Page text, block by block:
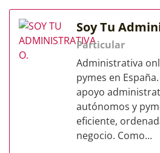
Soy Tu
Particular
Administrativa
pymes en
apoyo
autónomos y
eficiente,
negocio. Como...